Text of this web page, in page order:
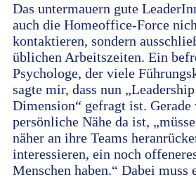
Das untermauern gute
auch die Homeoffice-Force
kontaktieren, sondern
üblichen Arbeitszeiten. Ein
Psychologe, der viele
sagte mir, dass nun
Dimension“ gefragt ist.
persönliche Nähe da ist,
näher an ihre Teams
interessieren, ein noch
Menschen haben.“ Dabei